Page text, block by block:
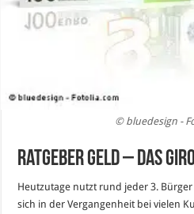
© bluedesign -
Ratgeber Geld – Das
Heutzutage nutzt rund jeder 3.
sich in der Vergangenheit bei vielen